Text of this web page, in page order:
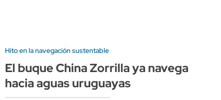
Hito en la navegación sustentable
El buque China Zorrilla ya navega
hacia aguas uruguayas